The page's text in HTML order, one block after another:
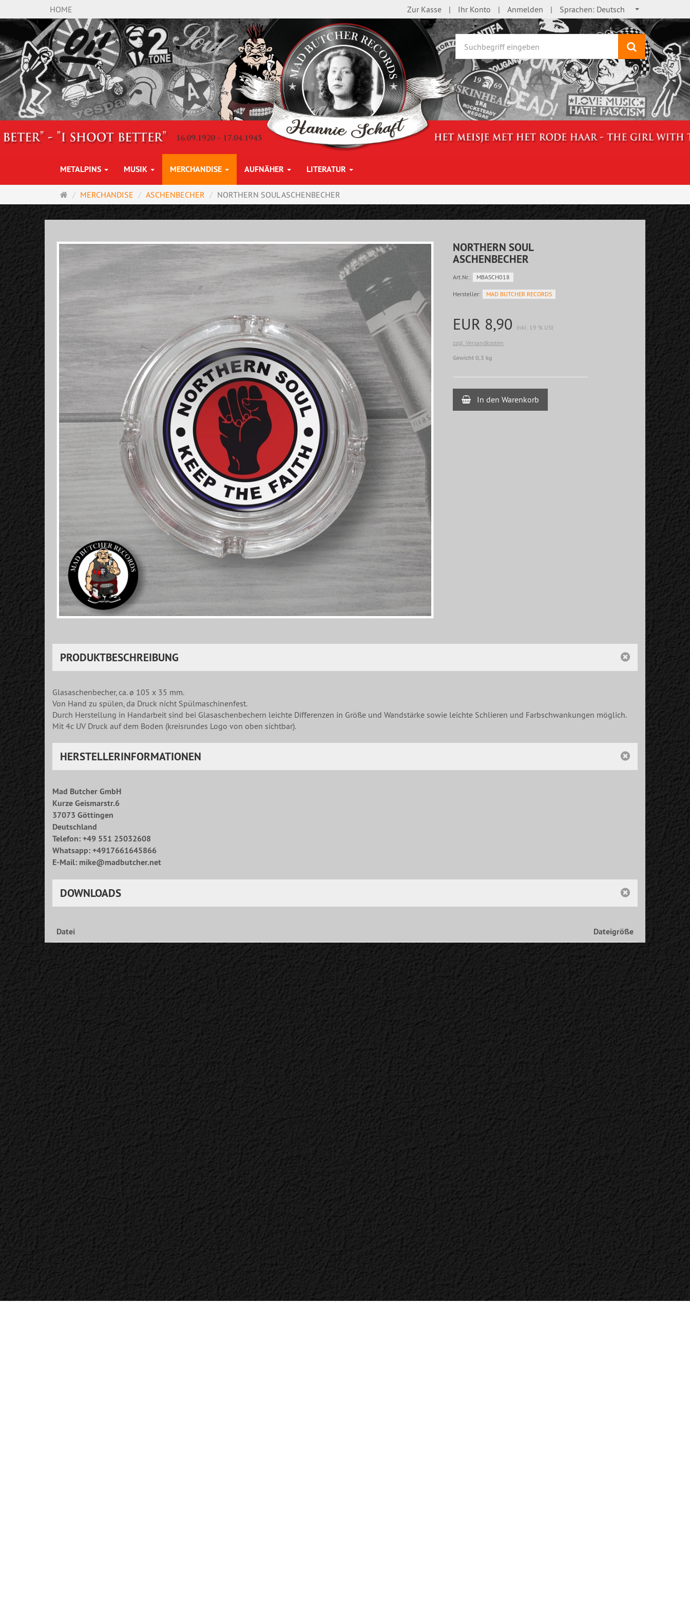
HOME Zur Kasse Ihr Konto Anmelden Sprachen: Deutsch
Suchen
METALPINS MUSIK MERCHANDISE AUFNÄHER LITERATUR
Startseite
MERCHANDISE ASCHENBECHER NORTHERN SOUL ASCHENBECHER
NORTHERN SOUL
ASCHENBECHER
Art.Nr.: MBASCH018
Hersteller: MAD BUTCHER RECORDS
EUR 8,90
inkl. 19 % USt
zzgl. Versandkosten
Gewicht 0,3 kg
In den Warenkorb
PRODUKTBESCHREIBUNG
Glasaschenbecher, ca. ø 105 x 35 mm.
Von Hand zu spülen, da Druck nicht Spülmaschinenfest.
Durch Herstellung in Handarbeit sind bei Glasaschenbechern leichte Differenzen in Größe und Wandstärke sowie leichte Schlieren und Farbschwankungen möglich.
Mit 4c UV Druck auf dem Boden (kreisrundes Logo von oben sichtbar).
HERSTELLERINFORMATIONEN
Mad Butcher GmbH
Kurze Geismarstr.6
37073 Göttingen
Deutschland
Telefon: +49 551 25032608
Whatsapp: +4917661645866
E-Mail: mike@madbutcher.net
DOWNLOADS
Datei Dateigröße